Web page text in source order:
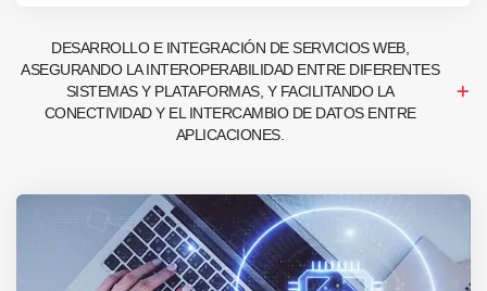
DESARROLLO E INTEGRACIÓN DE SERVICIOS WEB,
ASEGURANDO LA INTEROPERABILIDAD ENTRE DIFERENTES
SISTEMAS Y PLATAFORMAS, Y FACILITANDO LA
CONECTIVIDAD Y EL INTERCAMBIO DE DATOS ENTRE
APLICACIONES.